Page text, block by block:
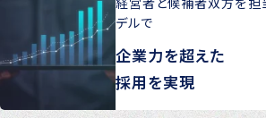
デルで
企業力を超えた
採用を実現